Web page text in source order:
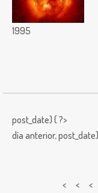
1995
post_date) { ?>
día anterior,
< <